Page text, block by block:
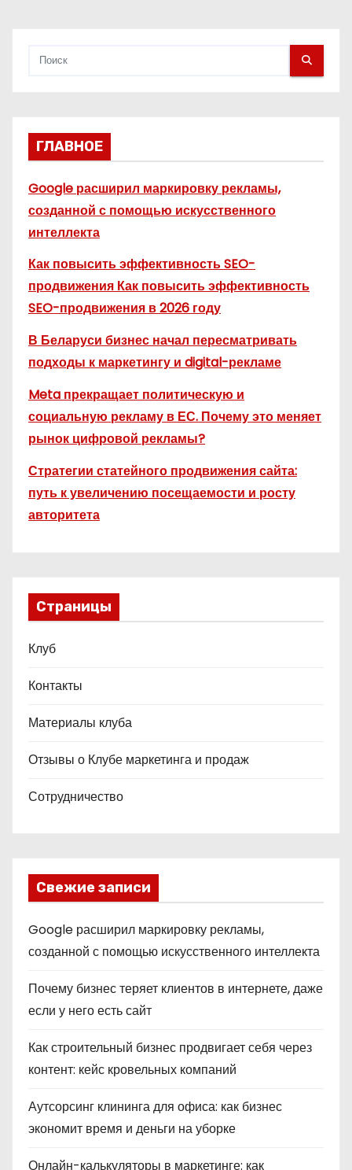
ГЛАВНОЕ
Google расширил маркировку рекламы,
созданной с помощью искусственного
интеллекта
Как повысить эффективность SEO-
продвижения Как повысить эффективность
SEO-продвижения в 2026 году
В Беларуси бизнес начал пересматривать
подходы к маркетингу и digital-рекламе
Meta прекращает политическую и
социальную рекламу в ЕС. Почему это меняет
рынок цифровой рекламы?
Стратегии статейного продвижения сайта:
путь к увеличению посещаемости и росту
авторитета
Страницы
Клуб
Контакты
Материалы клуба
Отзывы о Клубе маркетинга и продаж
Сотрудничество
Свежие записи
Google расширил маркировку рекламы,
созданной с помощью искусственного интеллекта
Почему бизнес теряет клиентов в интернете, даже
если у него есть сайт
Как строительный бизнес продвигает себя через
контент: кейс кровельных компаний
Аутсорсинг клининга для офиса: как бизнес
экономит время и деньги на уборке
Онлайн-калькуляторы в маркетинге: как